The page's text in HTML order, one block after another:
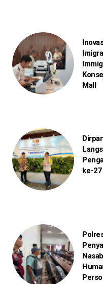
Mall
ke-27